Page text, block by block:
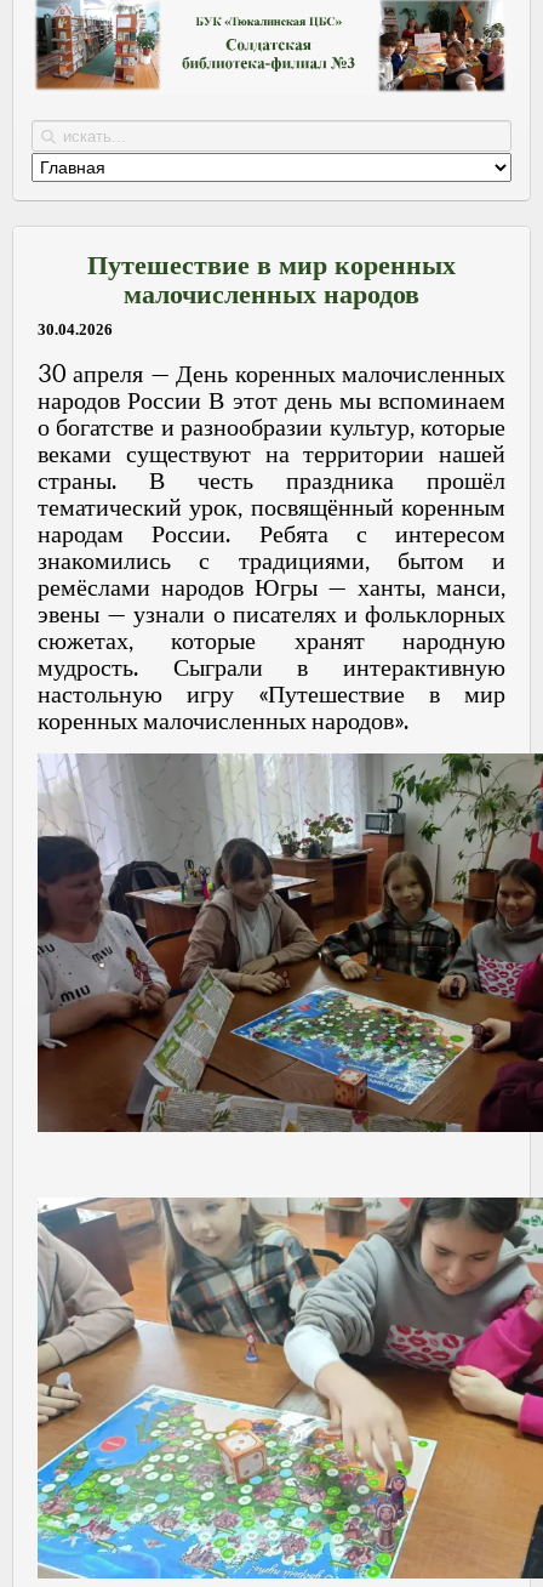
Путешествие в мир коренных
малочисленных народов
30.04.2026
30 апреля — День коренных малочисленных
народов России В этот день мы вспоминаем
о богатстве и разнообразии культур, которые
веками существуют на территории нашей
страны. В честь праздника прошёл
тематический урок, посвящённый коренным
народам России. Ребята с интересом
знакомились с традициями, бытом и
ремёслами народов Югры — ханты, манси,
эвены — узнали о писателях и фольклорных
сюжетах, которые хранят народную
мудрость. Сыграли в интерактивную
настольную игру «Путешествие в мир
коренных малочисленных народов».